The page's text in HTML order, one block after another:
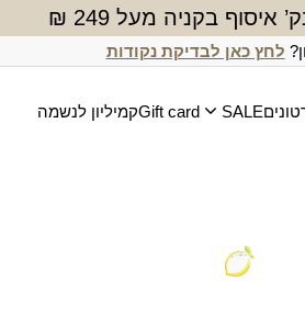
בקניה מעל 249 ₪
לחץ כאן לבדיקת נקודות
SALE
Gift cardקמיליון לנשמה